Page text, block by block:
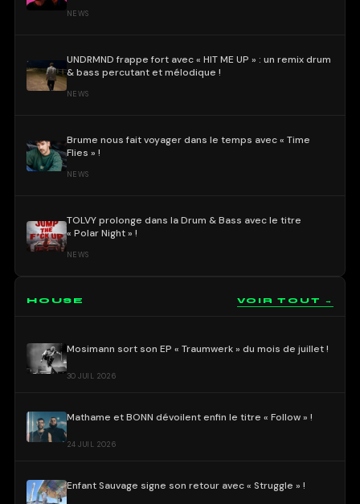
NEWS
UNDRMND frappe fort avec « HIT ME UP » : un remix drum
& bass percutant et mélodique !
NEWS
Brume nous fait voyager dans le temps avec « Time
Flies » !
NEWS
TOLVY prolonge dans la Drum & Bass avec le titre
« Polar Night » !
NEWS
HOUSE VOIR TOUT →
Mosimann sort son EP « Traumwerk » du mois de juillet !
30 JUIL 2026
Mathame et BONN dévoilent enfin le titre « Follow » !
24 JUIL 2026
Enfant Sauvage signe son retour avec « Struggle » !